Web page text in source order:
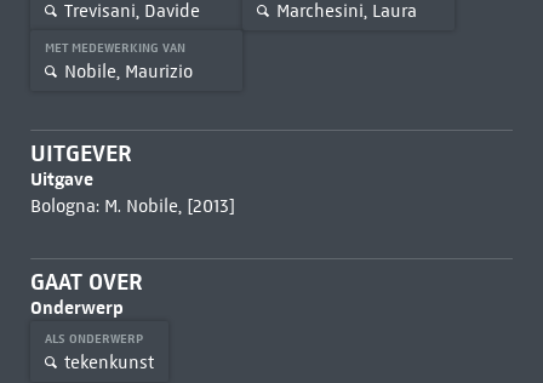
Trevisani, Davide Marchesini, Laura
MET MEDEWERKING VAN
Nobile, Maurizio
UITGEVER
Uitgave
Bologna: M. Nobile, [2013]
GAAT OVER
Onderwerp
ALS ONDERWERP
tekenkunst